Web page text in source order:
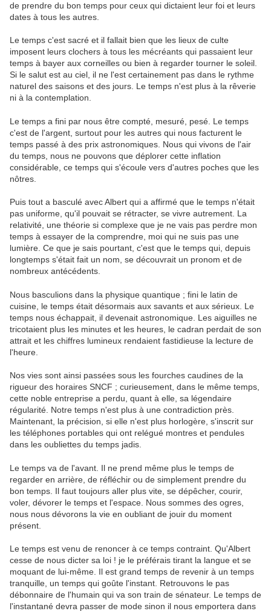
de prendre du bon temps pour ceux qui dictaient leur foi et leurs
dates à tous les autres.
Le temps c'est sacré et il fallait bien que les lieux de culte
imposent leurs clochers à tous les mécréants qui passaient leur
temps à bayer aux corneilles ou bien à regarder tourner le soleil.
Si le salut est au ciel, il ne l'est certainement pas dans le rythme
naturel des saisons et des jours. Le temps n'est plus à la rêverie
ni à la contemplation.
Le temps a fini par nous être compté, mesuré, pesé. Le temps
c'est de l'argent, surtout pour les autres qui nous facturent le
temps passé à des prix astronomiques. Nous qui vivons de l'air
du temps, nous ne pouvons que déplorer cette inflation
considérable, ce temps qui s'écoule vers d'autres poches que les
nôtres.
Puis tout a basculé avec Albert qui a affirmé que le temps n'était
pas uniforme, qu'il pouvait se rétracter, se vivre autrement. La
relativité, une théorie si complexe que je ne vais pas perdre mon
temps à essayer de la comprendre, moi qui ne suis pas une
lumière. Ce que je sais pourtant, c'est que le temps qui, depuis
longtemps s'était fait un nom, se découvrait un pronom et de
nombreux antécédents.
Nous basculions dans la physique quantique ; fini le latin de
cuisine, le temps était désormais aux savants et aux sérieux. Le
temps nous échappait, il devenait astronomique. Les aiguilles ne
tricotaient plus les minutes et les heures, le cadran perdait de son
attrait et les chiffres lumineux rendaient fastidieuse la lecture de
l'heure.
Nos vies sont ainsi passées sous les fourches caudines de la
rigueur des horaires SNCF ; curieusement, dans le même temps,
cette noble entreprise a perdu, quant à elle, sa légendaire
régularité. Notre temps n'est plus à une contradiction près.
Maintenant, la précision, si elle n'est plus horlogère, s'inscrit sur
les téléphones portables qui ont relégué montres et pendules
dans les oubliettes du temps jadis.
Le temps va de l'avant. Il ne prend même plus le temps de
regarder en arrière, de réfléchir ou de simplement prendre du
bon temps. Il faut toujours aller plus vite, se dépêcher, courir,
voler, dévorer le temps et l'espace. Nous sommes des ogres,
nous nous dévorons la vie en oubliant de jouir du moment
présent.
Le temps est venu de renoncer à ce temps contraint. Qu'Albert
cesse de nous dicter sa loi ! je le préférais tirant la langue et se
moquant de lui-même. Il est grand temps de revenir à un temps
tranquille, un temps qui goûte l'instant. Retrouvons le pas
débonnaire de l'humain qui va son train de sénateur. Le temps de
l'instantané devra passer de mode sinon il nous emportera dans